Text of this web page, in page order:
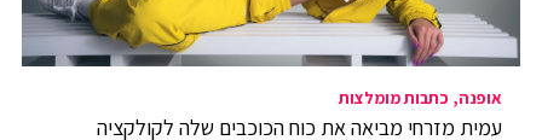
אופנה כתבות מומלצות
עמית מזרחי מביאה את כוח הכוכבים שלה לקולקציה